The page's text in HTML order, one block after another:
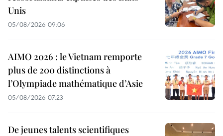
Unis
05/08/2026 09:06
AIMO 2026 : le Vietnam remporte
plus de 200 distinctions à
l’Olympiade mathématique d’Asie
05/08/2026 07:23
De jeunes talents scientifiques